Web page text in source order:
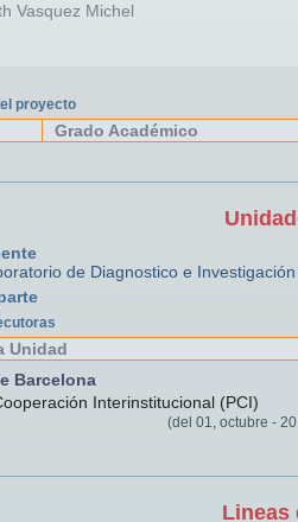
Vasquez Michel
proyecto
Grado Académico
de Diagnostico e
Unidad
Barcelona
Interinstitucional (PCI)
(del 01, octubre -
Lineas